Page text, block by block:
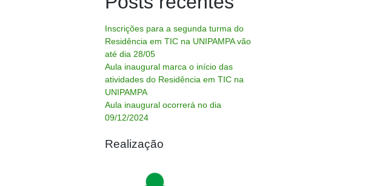
Inscrições para a segunda turma do
Residência em TIC na UNIPAMPA vão
até dia 28/05
Aula inaugural marca o início das
atividades do Residência em TIC na
UNIPAMPA
Aula inaugural ocorrerá no dia
09/12/2024
Realização